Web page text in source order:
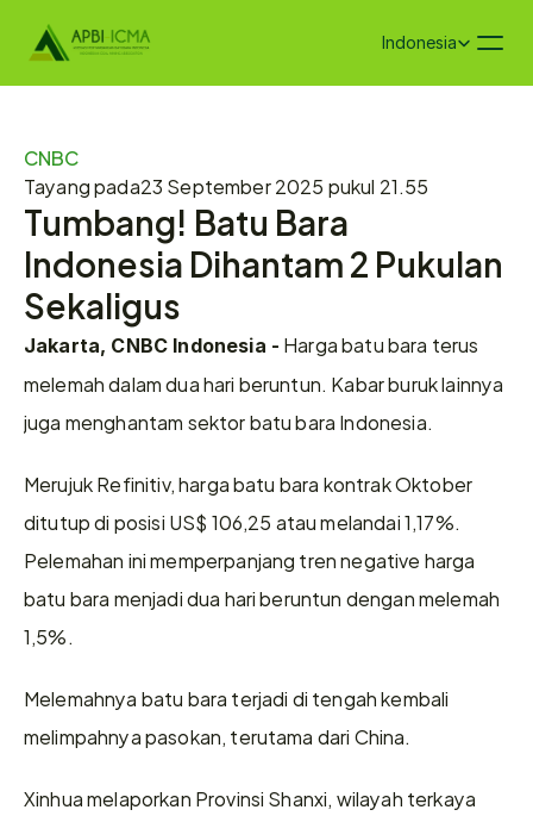
Select Language
Indonesia
CNBC
Tayang pada23 September 2025 pukul 21.55
Tumbang! Batu Bara
Indonesia Dihantam 2 Pukulan
Sekaligus
Jakarta, CNBC Indonesia - Harga batu bara terus
melemah dalam dua hari beruntun. Kabar buruk lainnya
juga menghantam sektor batu bara Indonesia.
Merujuk Refinitiv, harga batu bara kontrak Oktober
ditutup di posisi US$ 106,25 atau melandai 1,17%.
Pelemahan ini memperpanjang tren negative harga
batu bara menjadi dua hari beruntun dengan melemah
1,5%.
Melemahnya batu bara terjadi di tengah kembali
melimpahnya pasokan, terutama dari China.
Xinhua melaporkan Provinsi Shanxi, wilayah terkaya